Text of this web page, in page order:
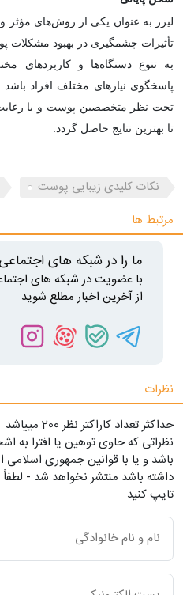
لیزر به عنوان یکی از روش‌های مؤثر
تأثیرات چشمگیری در بهبود مشکلات
به تنوع دستگاه‌ها و کاربردهای
پاسخگوی نیازهای مختلف افراد باشد.
تحت نظر متخصصین پوست و با
تا بهترین نتایج حاصل گردد.
نکات کلیدی زیبایی پوست
مرتبط ها
ما را در شبکه های
با عضویت در شبکه های
از آخرین اخبار مطلع شوید
نظرات
حداکثر تعداد کاراکتر نظر 200 ميياشد
نظراتی که حاوی توهین یا افترا به
باشد و یا با قوانین جمهوری اسلامی
داشته باشد منتشر نخواهد شد -
تایپ کنید